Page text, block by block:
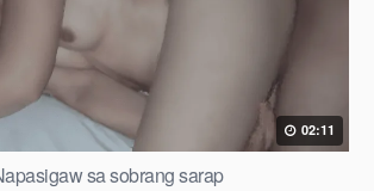
02:11
sa sobrang sarap